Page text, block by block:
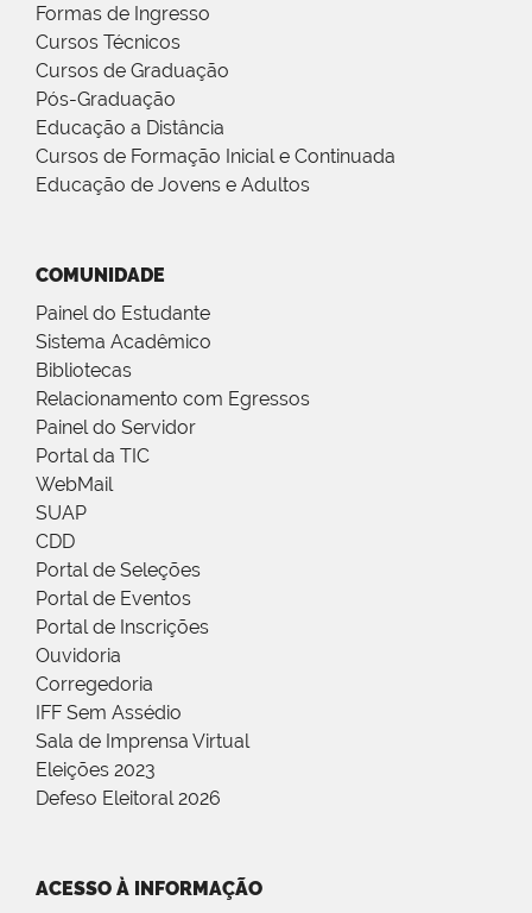
Formas de Ingresso
Cursos Técnicos
Cursos de Graduação
Pós-Graduação
Educação a Distância
Cursos de Formação Inicial e Continuada
Educação de Jovens e Adultos
COMUNIDADE
Painel do Estudante
Sistema Acadêmico
Bibliotecas
Relacionamento com Egressos
Painel do Servidor
Portal da TIC
WebMail
SUAP
CDD
Portal de Seleções
Portal de Eventos
Portal de Inscrições
Ouvidoria
Corregedoria
IFF Sem Assédio
Sala de Imprensa Virtual
Eleições 2023
Defeso Eleitoral 2026
ACESSO À INFORMAÇÃO